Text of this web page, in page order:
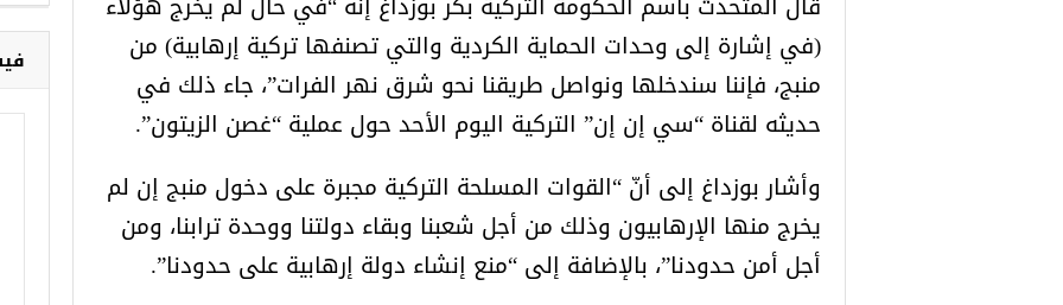
(في إشارة إلى وحدات الحماية الكردية والتي تصنفها تركية إرهابية) من
منبج، فإننا سندخلها ونواصل طريقنا نحو شرق نهر الفرات”، جاء ذلك في
حديثه لقناة “سي إن إن” التركية اليوم الأحد حول عملية “غصن الزيتون”.
وأشار بوزداغ إلى أنّ “القوات المسلحة التركية مجبرة على دخول منبج إن لم
يخرج منها الإرهابيون وذلك من أجل شعبنا وبقاء دولتنا ووحدة ترابنا، ومن
أجل أمن حدودنا”، بالإضافة إلى “منع إنشاء دولة إرهابية على حدودنا”.